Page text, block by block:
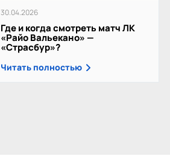
30.04.2026
Где и когда смотреть матч ЛК
«Райо Вальекано» —
«Страсбур»?
Читать полностью